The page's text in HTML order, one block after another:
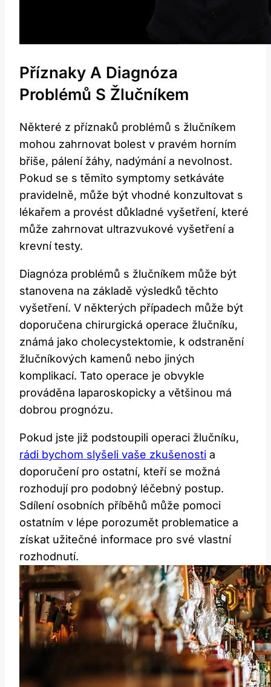
Příznaky A Diagnóza
Problémů S Žlučníkem
Některé z příznaků problémů s žlučníkem
mohou zahrnovat bolest v pravém horním⁢
břiše, pálení žáhy, nadýmání ‌a nevolnost.
Pokud se s těmito symptomy setkáváte
pravidelně, může být vhodné ⁣konzultovat s
‍lékařem a ‍provést⁢ důkladné vyšetření, které
může ⁣zahrnovat ultrazvukové vyšetření a
krevní testy.
Diagnóza problémů s žlučníkem může být
stanovena‍ na základě výsledků těchto
vyšetření. V některých případech může být
doporučena chirurgická ⁤operace žlučníku,
známá jako cholecystektomie, k odstranění
žlučníkových kamenů nebo jiných
komplikací. ​Tato operace je ​obvykle
⁢prováděna laparoskopicky a‌ většinou‍ má ​
dobrou ‍prognózu.
Pokud jste již podstoupili operaci žlučníku,
rádi bychom slyšeli vaše zkušenosti a
doporučení pro ostatní, kteří se možná⁤
rozhodují⁤ pro podobný⁣ léčebný postup.
Sdílení osobních příběhů může pomoci
ostatním v lépe ⁢porozumět ⁣problematice a
získat užitečné informace pro své vlastní
rozhodnutí.